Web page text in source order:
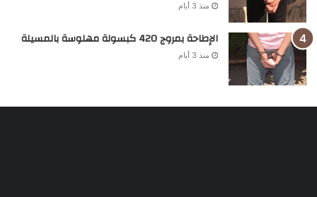
منذ 3 أيام
الإطاحة بمروج 420 كبسولة مهلوسة بالمسيلة
منذ 3 أيام